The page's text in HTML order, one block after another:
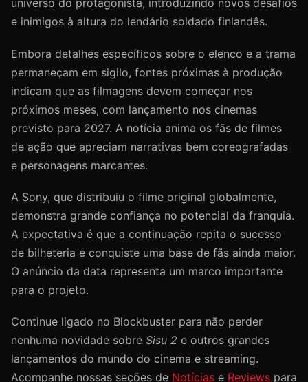
universo do protagonista, introduzindo novos desafios
e inimigos à altura do lendário soldado finlandês.
Embora detalhes específicos sobre o elenco e a trama
permaneçam em sigilo, fontes próximas à produção
indicam que as filmagens devem começar nos
próximos meses, com lançamento nos cinemas
previsto para 2027. A notícia anima os fãs de filmes
de ação que apreciam narrativas bem coreografadas
e personagens marcantes.
A Sony, que distribuiu o filme original globalmente,
demonstra grande confiança no potencial da franquia.
A expectativa é que a continuação repita o sucesso
de bilheteria e conquiste uma base de fãs ainda maior.
O anúncio da data representa um marco importante
para o projeto.
Continue ligado no Blockbuster para não perder
nenhuma novidade sobre Sisu 2 e outros grandes
lançamentos do mundo do cinema e streaming.
Acompanhe nossas seções de Notícias e Reviews para